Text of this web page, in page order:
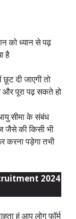
को ध्यान से पढ़
है
दी जाएगी तो
पूरा पढ़ सकते हो
सीमा के संबंध
जैसे की किसी भी
करना पड़ेगा तभी
2024
हूं आप लोग फॉर्म